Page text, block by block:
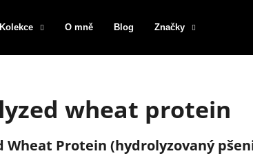
Kolekce O mně Blog Značky
wheat protein
Wheat Protein (hydrolyzovaný